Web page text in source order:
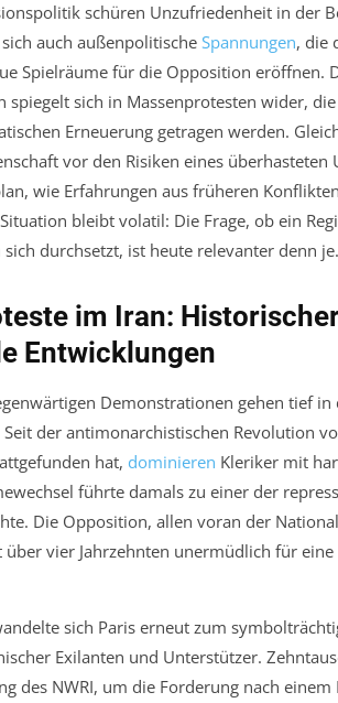
schüren Unzufriedenheit in der
auch außenpolitische Spannungen, die
Spielräume für die Opposition eröffnen.
spiegelt sich in Massenprotesten wider,
Erneuerung getragen werden.
vor den Risiken eines überhasteten
wie Erfahrungen aus früheren
bleibt volatil: Die Frage, ob ein
durchsetzt, ist heute relevanter denn je.
im Iran:
Entwicklungen
Demonstrationen gehen tief in
Seit der antimonarchistischen Revolution
hat, dominieren Kleriker mit
führte damals zu einer der
Die Opposition, allen voran der
über vier Jahrzehnten unermüdlich für
sich Paris erneut zum
Exilanten und Unterstützer.
des NWRI, um die Forderung nach einem